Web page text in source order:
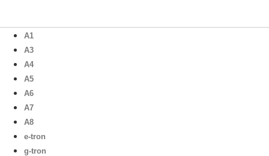
A1
A3
A4
A5
A6
A7
A8
e-tron
g-tron